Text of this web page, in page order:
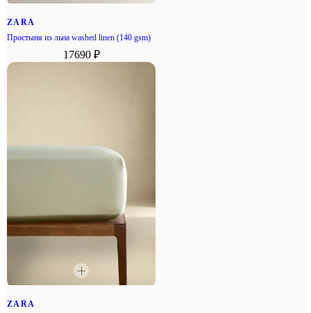
ZARA
Простыня из льна washed linen (140 gsm)
17690 ₽
ZARA